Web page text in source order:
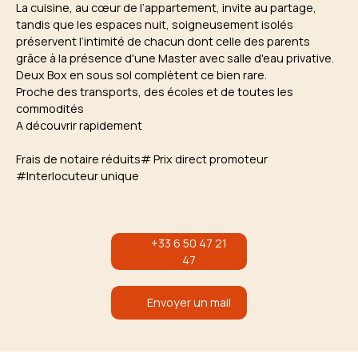
La cuisine, au cœur de l’appartement, invite au partage,
tandis que les espaces nuit, soigneusement isolés
préservent l’intimité de chacun dont celle des parents
grâce à la présence d'une Master avec salle d'eau privative.
Deux Box en sous sol complètent ce bien rare.
Proche des transports, des écoles et de toutes les
commodités
A découvrir rapidement
Frais de notaire réduits# Prix direct promoteur
#Interlocuteur unique
+33 6 50 47 21
47
Envoyer un mail